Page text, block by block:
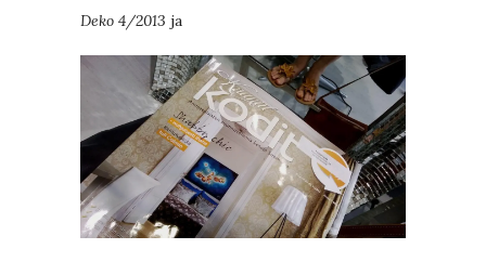
Deko 4/2013 ja